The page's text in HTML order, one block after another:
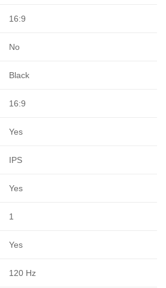
16:9
No
Black
16:9
Yes
IPS
Yes
1
Yes
120 Hz